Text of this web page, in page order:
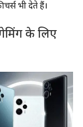
भी देते हैं।
के लिए